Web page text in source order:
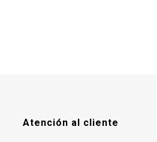
Atención al cliente